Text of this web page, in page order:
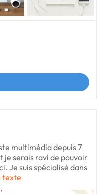
multimédia depuis 7
je serais ravi de pouvoir
Je suis spécialisé dans
texte